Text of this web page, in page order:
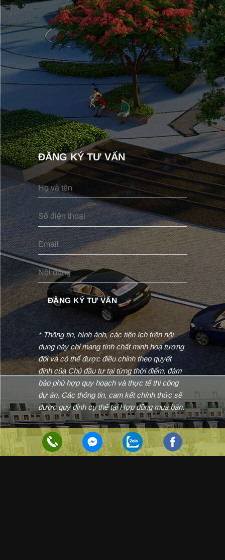
ĐĂNG KÝ TƯ VẤN
* Thông tin, hình ảnh, các tiện ích trên nội
dung này chỉ mang tính chất minh hoạ tương
đối và có thể được điều chỉnh theo quyết
định của Chủ đầu tư tại từng thời điểm, đảm
bảo phù hợp quy hoạch và thực tế thi công
dự án. Các thông tin, cam kết chính thức sẽ
được quy định cụ thể tại Hợp đồng mua bán.